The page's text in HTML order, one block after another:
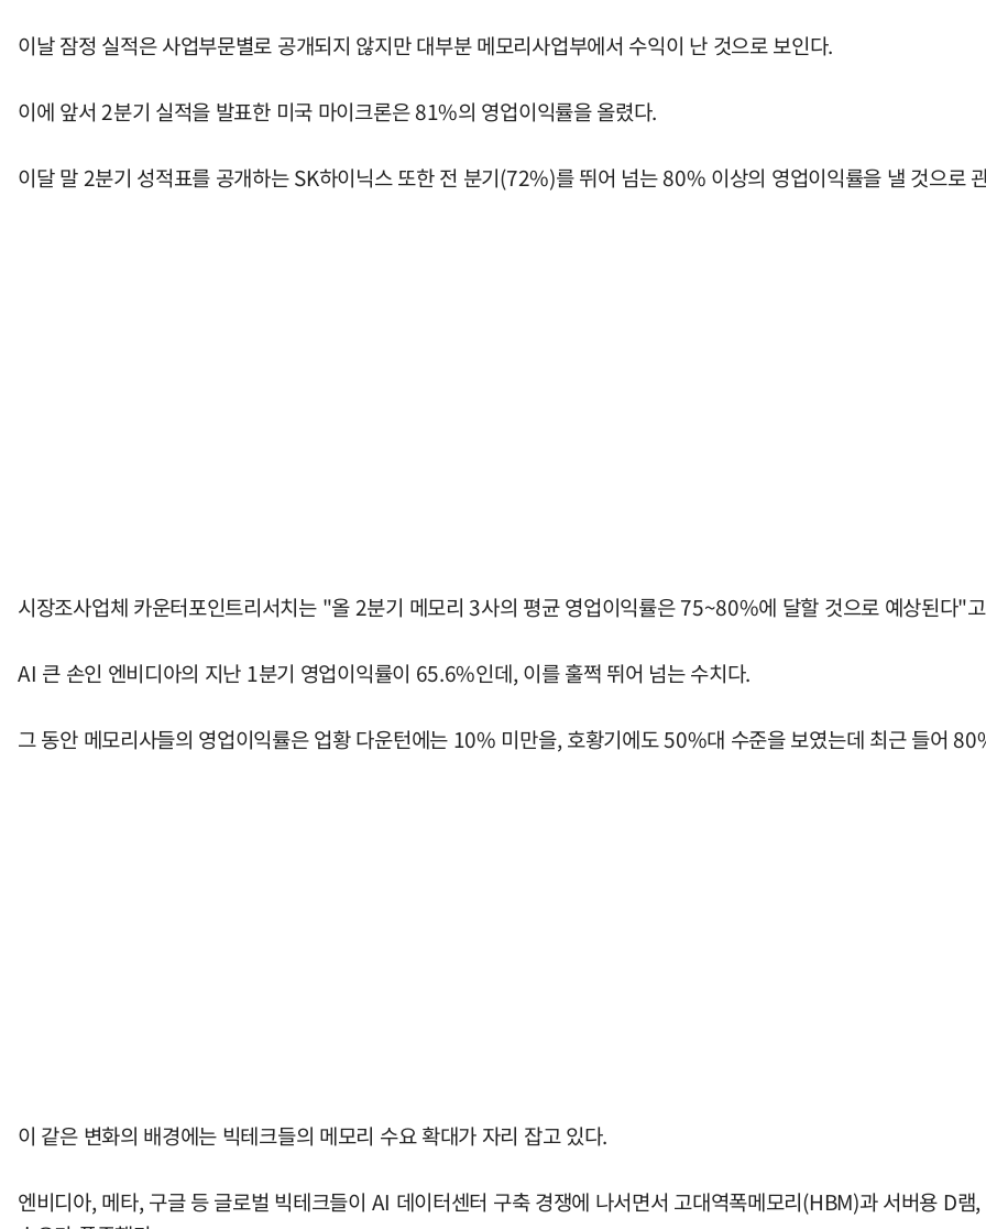
이날 잠정 실적은 사업부문별로 공개되지 않지만 대부분 메모리사업부에서 수익이 난 것으로 보인다.
이에 앞서 2분기 실적을 발표한 미국 마이크론은 81%의 영업이익률을 올렸다.
이달 말 2분기 성적표를 공개하는 SK하이닉스 또한 전 분기(72%)를 뛰어 넘는 80% 이상의 영업이익률을 낼 것으로
시장조사업체 카운터포인트리서치는 "올 2분기 메모리 3사의 평균 영업이익률은 75~80%에 달할 것으로 예상된다"
AI 큰 손인 엔비디아의 지난 1분기 영업이익률이 65.6%인데, 이를 훌쩍 뛰어 넘는 수치다.
그 동안 메모리사들의 영업이익률은 업황 다운턴에는 10% 미만을, 호황기에도 50%대 수준을 보였는데 최근 들어
이 같은 변화의 배경에는 빅테크들의 메모리 수요 확대가 자리 잡고 있다.
엔비디아, 메타, 구글 등 글로벌 빅테크들이 AI 데이터센터 구축 경쟁에 나서면서 고대역폭메모리(HBM)과 서버용 D